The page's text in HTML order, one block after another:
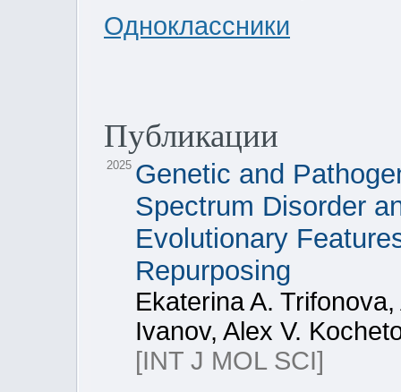
Одноклассники
Публикации
2025 Genetic and
Spectrum Disorder
Evolutionary
Repurposing
Ekaterina A.
Ivanov, Alex V.
[INT J MOL SCI]